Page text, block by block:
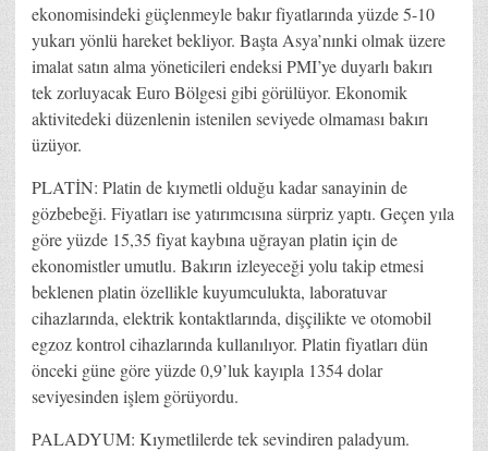
ekonomisindeki güçlenmeyle bakır fiyatlarında yüzde 5-10
yukarı yönlü hareket bekliyor. Başta Asya’nınki olmak üzere
imalat satın alma yöneticileri endeksi PMI’ye duyarlı bakırı
tek zorluyacak Euro Bölgesi gibi görülüyor. Ekonomik
aktivitedeki düzenlenin istenilen seviyede olmaması bakırı
üzüyor.
PLATİN: Platin de kıymetli olduğu kadar sanayinin de
gözbebeği. Fiyatları ise yatırımcısına sürpriz yaptı. Geçen yıla
göre yüzde 15,35 fiyat kaybına uğrayan platin için de
ekonomistler umutlu. Bakırın izleyeceği yolu takip etmesi
beklenen platin özellikle kuyumculukta, laboratuvar
cihazlarında, elektrik kontaktlarında, dişçilikte ve otomobil
egzoz kontrol cihazlarında kullanılıyor. Platin fiyatları dün
önceki güne göre yüzde 0,9’luk kayıpla 1354 dolar
seviyesinden işlem görüyordu.
PALADYUM: Kıymetlilerde tek sevindiren paladyum.